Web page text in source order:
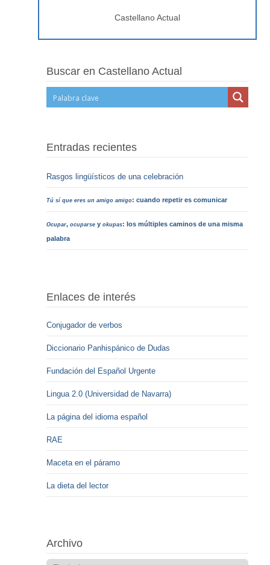
Castellano Actual
Buscar en Castellano Actual
Entradas recientes
Rasgos lingüísticos de una celebración
Tú sí que eres un amigo amigo: cuando repetir es comunicar
Ocupar,ocuparse yokupas: los múltiples caminos de una misma
palabra
Enlaces de interés
Conjugador de verbos
Diccionario Panhispánico de Dudas
Fundación del Español Urgente
Lingua 2.0 (Universidad de Navarra)
La página del idioma español
RAE
Maceta en el páramo
La dieta del lector
Archivo